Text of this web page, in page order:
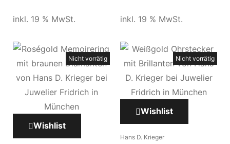
inkl. 19 % MwSt. inkl. 19 % MwSt.
Nicht vorrätig
Wishlist
Nicht vorrätig
Wishlist
Hans D. Krieger